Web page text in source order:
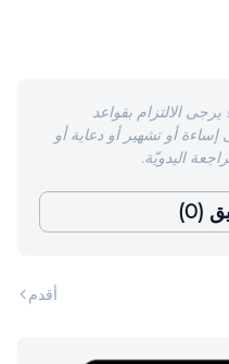
الالتزام بقواعد
إساءة أو تشهير أو دعاية أو
اليدويّة.
(0)
أقدم